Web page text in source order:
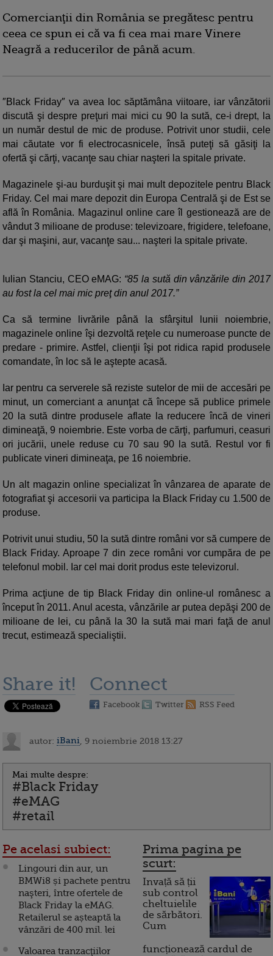
Comercianţii din România se pregătesc pentru
ceea ce spun ei că va fi cea mai mare Vinere
Neagră a reducerilor de până acum.
″Black Friday″ va avea loc săptămâna viitoare, iar vânzătorii
discută şi despre preţuri mai mici cu 90 la sută, ce-i drept, la
un număr destul de mic de produse. Potrivit unor studii, cele
mai căutate vor fi electrocasnicele, însă puteţi să găsiţi la
ofertă şi cărţi, vacanţe sau chiar naşteri la spitale private.
Magazinele şi-au burduşit şi mai mult depozitele pentru Black
Friday. Cel mai mare depozit din Europa Centrală şi de Est se
află în România. Magazinul online care îl gestionează are de
vândut 3 milioane de produse: televizoare, frigidere, telefoane,
dar şi maşini, aur, vacanţe sau... naşteri la spitale private.
Iulian Stanciu, CEO eMAG: “85 la sută din vânzările din 2017
au fost la cel mai mic preţ din anul 2017.”
Ca să termine livrările până la sfârşitul lunii noiembrie,
magazinele online îşi dezvoltă reţele cu numeroase puncte de
predare - primire. Astfel, clienţii îşi pot ridica rapid produsele
comandate, în loc să le aştepte acasă.
Iar pentru ca serverele să reziste sutelor de mii de accesări pe
minut, un comerciant a anunţat că începe să publice primele
20 la sută dintre produsele aflate la reducere încă de vineri
dimineaţă, 9 noiembrie. Este vorba de cărţi, parfumuri, ceasuri
ori jucării, unele reduse cu 70 sau 90 la sută. Restul vor fi
publicate vineri dimineaţa, pe 16 noiembrie.
Un alt magazin online specializat în vânzarea de aparate de
fotografiat şi accesorii va participa la Black Friday cu 1.500 de
produse.
Potrivit unui studiu, 50 la sută dintre români vor să cumpere de
Black Friday. Aproape 7 din zece români vor cumpăra de pe
telefonul mobil. Iar cel mai dorit produs este televizorul.
Prima acţiune de tip Black Friday din online-ul românesc a
început în 2011. Anul acesta, vânzările ar putea depăşi 200 de
milioane de lei, cu până la 30 la sută mai mari faţă de anul
trecut, estimează specialiştii.
Share it! Connect
Facebook Twitter RSS Feed
autor: iBani , 9 noiembrie 2018 13:27
Mai multe despre:
#Black Friday
#eMAG
#retail
Pe acelasi subiect:
Lingouri din aur, un
BMWi8 și pachete pentru
naşteri, între ofertele de
Black Friday la eMAG.
Retailerul se așteaptă la
vânzări de 400 mil. lei
Valoarea tranzacţiilor
Prima pagina pe
scurt:
Invață să ții
sub control
cheltuielile
de sărbători.
Cum
funcționează cardul de